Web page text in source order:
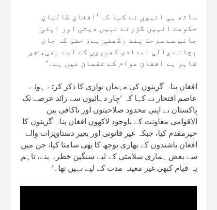
ساتھ ہی انہوں نے کہا کہ ’افغان طالبان
حکومت انہیں گزرنے نہیں دیتی اور اپنی
جانب سے سرحد بند رکھتی ہے، حتیٰ کہ جان
بچانے والی امدادی کھیپوں کے لیے بھی، جو
ظاہر ہے افغان عوام کے نقصان میں ہے۔‘
افغان پناہ گزینوں کی مہمان نوازی کا ذکر کرتے ہوئے
عاصم افتخار نے کہا کہ ’چار دہائیوں سے زائد عرصے تک
پاکستان نے اپنی محدود صلاحیتوں اور ناکافی بین
الاقوامی معاونت کے باوجود لاکھوں افغان پناہ گزینوں کا
خیرمقدم کیا، جبکہ غیر قانونی اور بغیر دستاویزات والے
افغان باشندوں کے بھاری بوجھ کا بھی سامنا کیا، جن میں
سے بعض ہماری سلامتی کے لیے سنگین خطرہ بنے، تاہم
یہ قیام کبھی غیر معینہ مدت کے لیے نہیں تھا۔‘